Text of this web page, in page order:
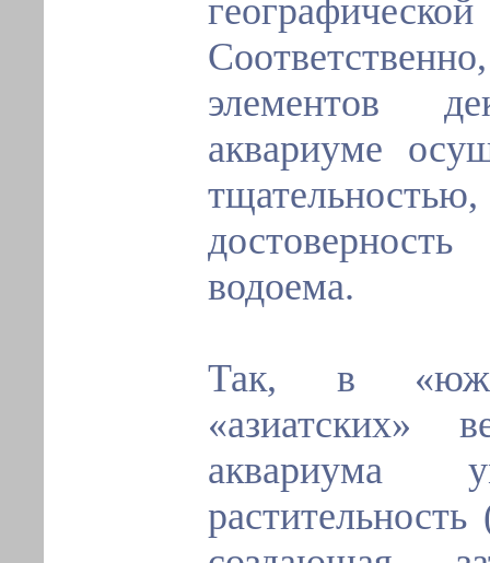
элементов
аквариуме
водоема.
Так, в
«азиатских»
аквариума